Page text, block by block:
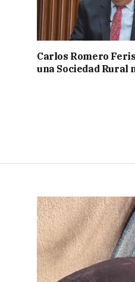
Carlos Romero
una Sociedad Rural